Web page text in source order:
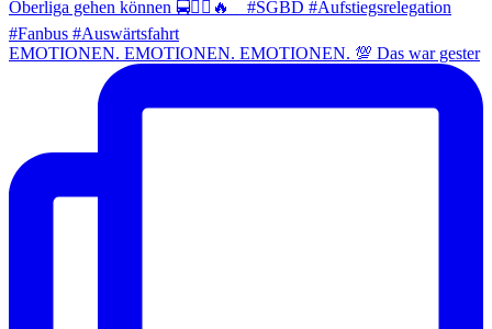
EMOTIONEN. EMOTIONEN. EMOTIONEN. 💯 Das war gester